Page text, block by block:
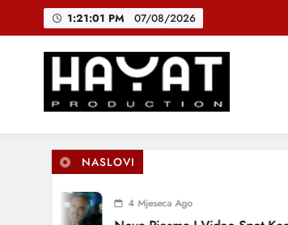
1:21:01 PM 07/08/2026
Hayat Production
Promocija domaće muzike
NASLOVI
4 Mjeseca Ago